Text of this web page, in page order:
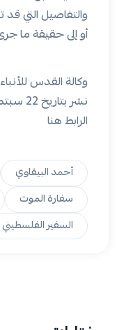
والتفاصيل التي قد
أو إلى حقيقة ما
وكالة القدس للأنباء
نشر بتاريخ 22 سبتمبر 2018
الرابط هنا
أحمد البيقاوي
سفارة الموت
السفير الفلسطيني